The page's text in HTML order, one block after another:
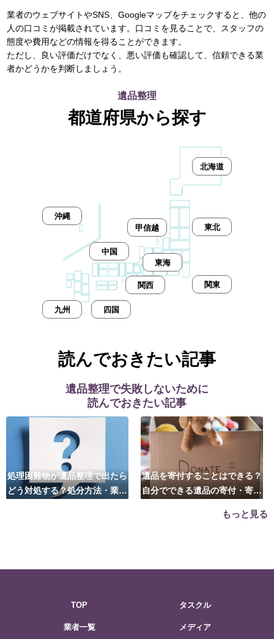
業者のウェブサイトやSNS、Googleマップをチェックすると、他の
人の口コミが掲載されています。口コミを見ることで、スタッフの
態度や費用などの情報を得ることができます。
ただし、良い評価だけでなく、悪い評価も確認して、信頼できる業
者かどうかを判断しましょう。
遺品整理
都道府県から探す
北海道
東北
甲信越
東海
関東
関西
中国
四国
九州
沖縄
読んでおきたい記事
遺品整理で失敗しないために
読んでおきたい記事
処理困難物が遺品整理で出たら
どう対処する？処分方法・業者
遺品を寄付することはできる？
自分でできる遺品の寄付・寄贈
もっと見る
TOP
業者一覧
タスクル
メディア